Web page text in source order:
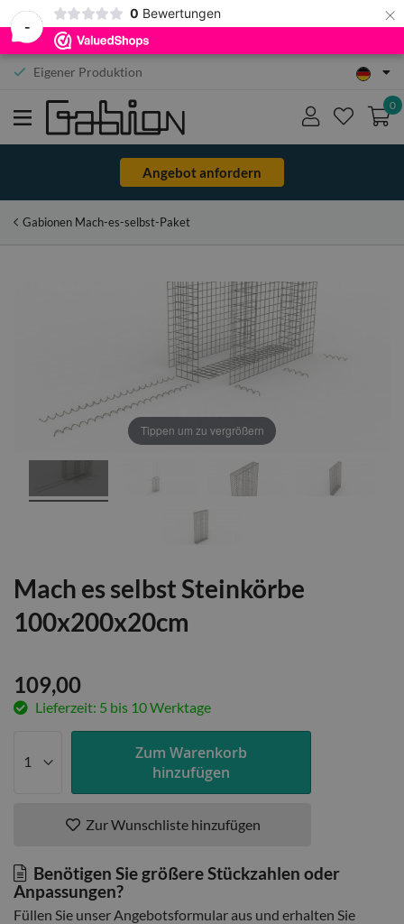
-
0 Bewertungen ×
Eigener Produktion
0
Angebot anfordern
Gabionen Mach-es-selbst-Paket
Tippen um zu vergrößern
Mach es selbst Steinkörbe
100x200x20cm
109,00
Lieferzeit: 5 bis 10 Werktage
Zum Warenkorb
hinzufügen
Zur Wunschliste hinzufügen
Benötigen Sie größere Stückzahlen oder
Anpassungen?
Füllen Sie unser Angebotsformular aus und erhalten Sie